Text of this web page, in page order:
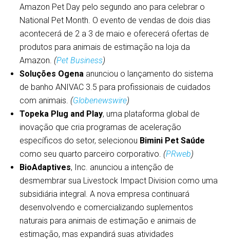
Amazon Pet Day pelo segundo ano para celebrar o
National Pet Month. O evento de vendas de dois dias
acontecerá de 2 a 3 de maio e oferecerá ofertas de
produtos para animais de estimação na loja da
Amazon. (Pet Business)
Soluções Ogena anunciou o lançamento do sistema
de banho ANIVAC 3.5 para profissionais de cuidados
com animais. (Globenewswire)
Topeka Plug and Play, uma plataforma global de
inovação que cria programas de aceleração
específicos do setor, selecionou Bimini Pet Saúde
como seu quarto parceiro corporativo. (PRweb)
BioAdaptives, Inc. anunciou a intenção de
desmembrar sua Livestock Impact Division como uma
subsidiária integral. A nova empresa continuará
desenvolvendo e comercializando suplementos
naturais para animais de estimação e animais de
estimação, mas expandirá suas atividades